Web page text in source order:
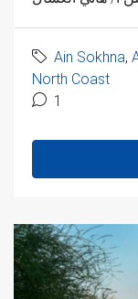
Ain Sokhna,
North Coast
1